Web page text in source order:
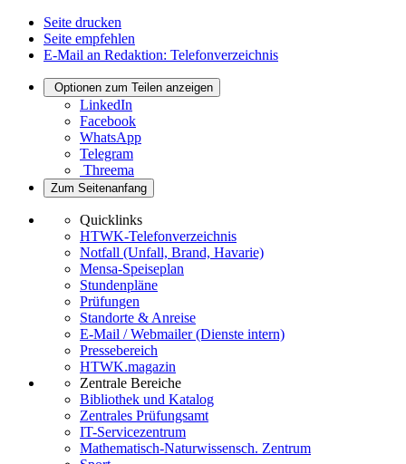
Seite drucken
Seite empfehlen
E-Mail an Redaktion: Telefonverzeichnis
Optionen zum Teilen anzeigen
LinkedIn
Facebook
WhatsApp
Telegram
Threema
Zum Seitenanfang
Quicklinks
HTWK-Telefonverzeichnis
Notfall (Unfall, Brand, Havarie)
Mensa-Speiseplan
Stundenpläne
Prüfungen
Standorte & Anreise
E-Mail / Webmailer (Dienste intern)
Pressebereich
HTWK.magazin
Zentrale Bereiche
Bibliothek und Katalog
Zentrales Prüfungsamt
IT-Servicezentrum
Mathematisch-Naturwissensch. Zentrum